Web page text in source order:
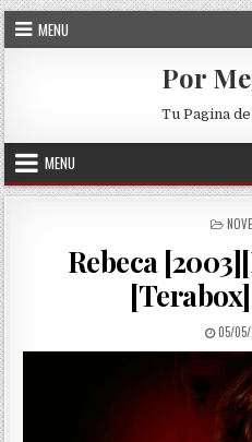
Skip to content
MENU
Por
Tu Pagina
MENU
Rebeca
05/05/